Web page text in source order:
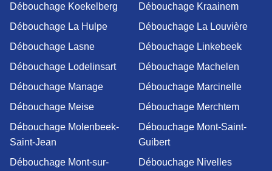
Débouchage Koekelberg
Débouchage Kraainem
Débouchage La Hulpe
Débouchage La Louvière
Débouchage Lasne
Débouchage Linkebeek
Débouchage Lodelinsart
Débouchage Machelen
Débouchage Manage
Débouchage Marcinelle
Débouchage Meise
Débouchage Merchtem
Débouchage Molenbeek-
Saint-Jean
Débouchage Mont-Saint-
Guibert
Débouchage Mont-sur-
Débouchage Nivelles